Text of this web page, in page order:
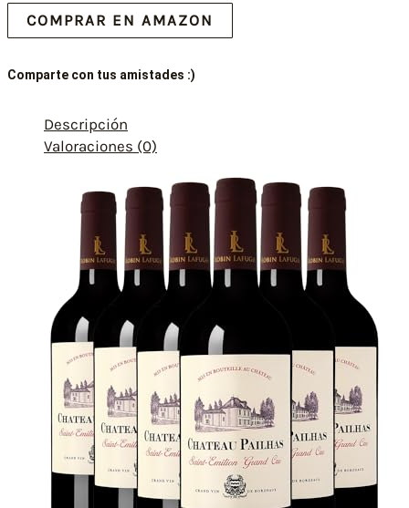
COMPRAR EN AMAZON
Comparte con tus amistades :)
Descripción
Valoraciones (0)